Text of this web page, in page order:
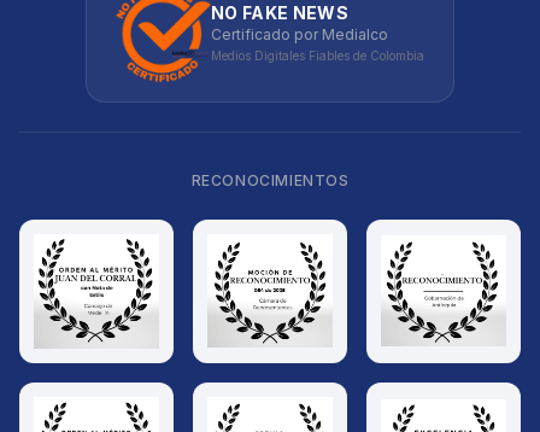
NO FAKE NEWS
Certificado por Medialco
Medios Digitales Fiables de Colombia
RECONOCIMIENTOS